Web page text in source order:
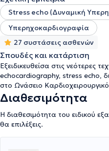
Καταστροφών. Διαθέτει
έργο, συμμετέχοντας σε πολλές
τομέα τη καρδιακή ανεπάρκεια
συμμετοχών σε συνέδρια με
Stress echo (Δυναμική
Υπερηχοκαρδιογραφία
27 συστάσεις ασθενών
Σπουδές και κατάρτιση
Εξειδικευθείσα στις νεότερες
echocardiography, stress echo,
στο Ωνάσειο
Διαθεσιμότητα
Η διαθεσιμότητα του ειδικού
θα επιλέξεις.